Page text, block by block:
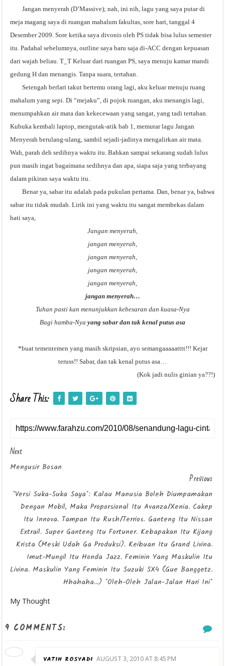
Jangan menyerah (D’Massive); nah, ini nih, lagu yang saya putar di
meja magang saya di ruangan mahalum fakultas, sore hari, tanggal 4
Desember 2009. Sore ketika saya divonis oleh PS tidak bisa lulus semester
itu. Padahal sebelumnya, outline saya baru saja di-ACC dengan kepuasan
dari wajah beliau. T_T Keluar dari ruangan PS, saya menuju kamar mandi
gedung H dan menangis. Tanpa suara, tertahan.
Setengah berlari takut bertemu orang lagi, aku keluar menuju ruang
mahalum yang sepi. Di “mejaku”, di pojok ruangan, aku menangis lagi,
menumpahkan air mata dan kekecewaan yang sangat, yang tadi tertahan.
Kubuka kembali laptop, mengutak-atik bab 1, memutar lagu Jangan
Menyerah berulang-ulang, sambil sejadi-jadinya mengalirkan air mata.
Wah, parah deh sedihnya waktu itu. Bahkan sampai sekarang sudah lulus
pun masih ingat bagaimana sedihnya dan apa, siapa saja yang terbayang
dalam pikiran saya waktu itu.
Benar ya, sabar itu adalah pada pukulan pertama. Dan, benar ya, bahwa
sabar itu tidak mudah. Lirik ini yang waktu itu sangat membekas dalam
hati saya,
Jangan menyerah,
jangan menyerah,
jangan menyerah,
jangan menyerah,
jangan menyerah,
jangan menyerah…
Tuhan pasti kan menunjukkan kebesaran dan kuasa-Nya
Bagi hamba-Nya yang sabar dan tak kenal putus asa
*buat tementemen yang masih skripsian, ayo semangaaaaatttt!!! Kejar
teruss!! Sabar, dan tak kenal putus asa…
(Kok jadi nulis ginian ya??!)
Share This:
Next
Mengusir Bosan
Previous
*versi Suka-Suka Saya*: Kalau Manusia Boleh Diumpamakan
Dengan Mobil, Maka Proporsional Itu Avanza/xenia. Cakep
Itu Innova. Tampan Itu Rush/terrios. Ganteng Itu Nissan
Extrail. Super Ganteng Itu Fortuner. Kebapakan Itu Kijang
Krista (meski Udah Ga Produksi). Keibuan Itu Grand Livina.
Imut-Mungil Itu Honda Jazz. Feminin Yang Maskulin Itu
Livina. Maskulin Yang Feminin Itu Suzuki SX4 (gue Banggetz.
Hhahaha...) *oleh-Oleh Jalan-Jalan Hari Ini*
My Thought
9 COMMENTS:
VATIH ROSYADI AUGUST 3, 2010 AT 8:45 PM